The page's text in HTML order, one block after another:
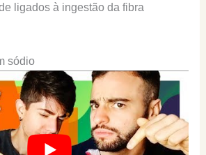
ligados à ingestão da fibra
sódio